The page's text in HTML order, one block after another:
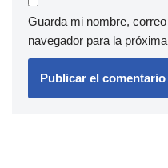
Guarda mi nombre,
navegador para la